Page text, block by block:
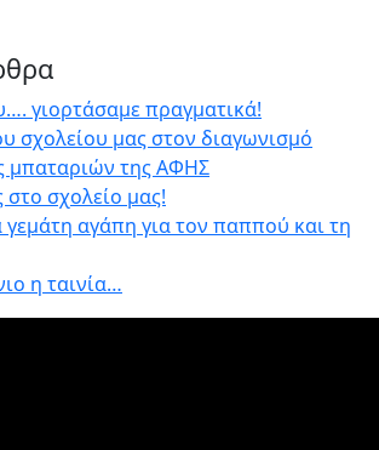
γιορτάσαμε πραγματικά!
σχολείου μας στον διαγωνισμό
μπαταριών της ΑΦΗΣ
σχολείο μας!
γεμάτη αγάπη για τον παππού και τη
η ταινία…